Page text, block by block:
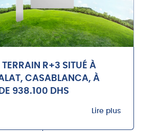
TERRAIN R+3 SITUÉ À
CASABLANCA, À
938.100 DHS
Lire plus